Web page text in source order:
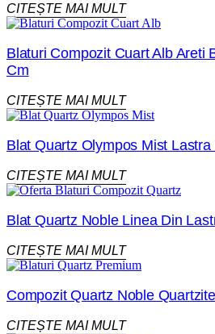
CITEȘTE MAI MULT
Blaturi Compozit Cuart Alb Areti
Cm
CITEȘTE MAI MULT
Blat Quartz Olympos Mist Lastra
CITEȘTE MAI MULT
Blat Quartz Noble Linea Din
CITEȘTE MAI MULT
Compozit Quartz Noble
CITEȘTE MAI MULT